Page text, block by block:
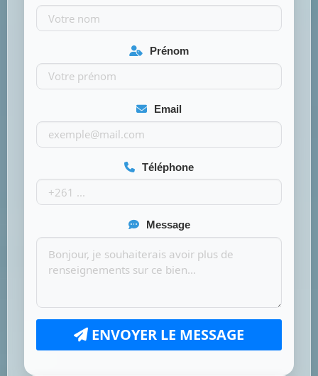
Prénom
Email
Téléphone
Message
ENVOYER LE MESSAGE